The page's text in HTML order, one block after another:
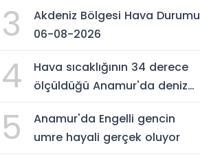
3
Akdeniz Bölgesi Hava Durumu
06-08-2026
4
Hava sıcaklığının 34 derece
ölçüldüğü Anamur'da deniz
gördü
5
Anamur'da Engelli gencin
umre hayali gerçek oluyor